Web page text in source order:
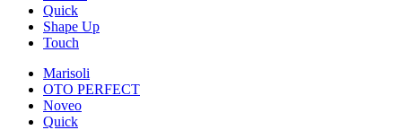
Quick
Shape Up
Touch
Marisoli
OTO PERFECT
Noveo
Quick